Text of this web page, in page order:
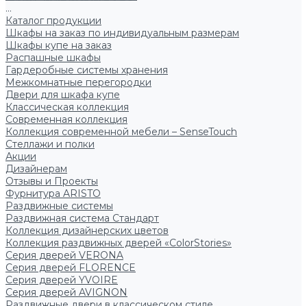
...
Каталог продукции
Шкафы на заказ по индивидуальным размерам
Шкафы купе на заказ
Распашные шкафы
Гардеробные системы хранения
Межкомнатные перегородки
Двери для шкафа купе
Классическая коллекция
Современная коллекция
Коллекция современной мебели – SenseTouch
Стеллажи и полки
Акции
Дизайнерам
Отзывы и Проекты
Фурнитура ARISTO
Раздвижные системы
Раздвижная система Стандарт
Коллекция дизайнерских цветов
Коллекция раздвижных дверей «ColorStories»
Серия дверей VERONA
Серия дверей FLORENCE
Серия дверей YVOIRE
Серия дверей AVIGNON